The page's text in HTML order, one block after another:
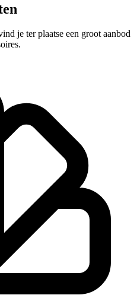
je ter plaatse een groot aanbod